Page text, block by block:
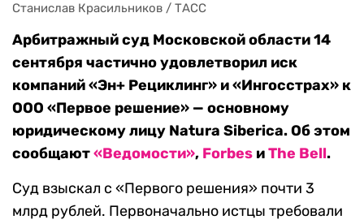
Станислав Красильников / ТАСС
Арбитражный суд Московской области 14
сентября частично удовлетворил иск
компаний «Эн+ Рециклинг» и «Ингосстрах» к
ООО «Первое решение» — основному
юридическому лицу Natura Siberica. Об этом
сообщают«Ведомости», Forbes иThe Bell.
Суд взыскал c «Первого решения» почти 3
млрд рублей. Первоначально истцы требовали